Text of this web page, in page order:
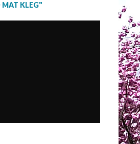
MAT KLEG"